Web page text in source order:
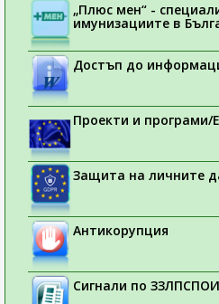
„Плюс мен“ -
имунизациите в
Достъп до
Проекти и програми/
Защита на личните
Антикорупция
Сигнали по